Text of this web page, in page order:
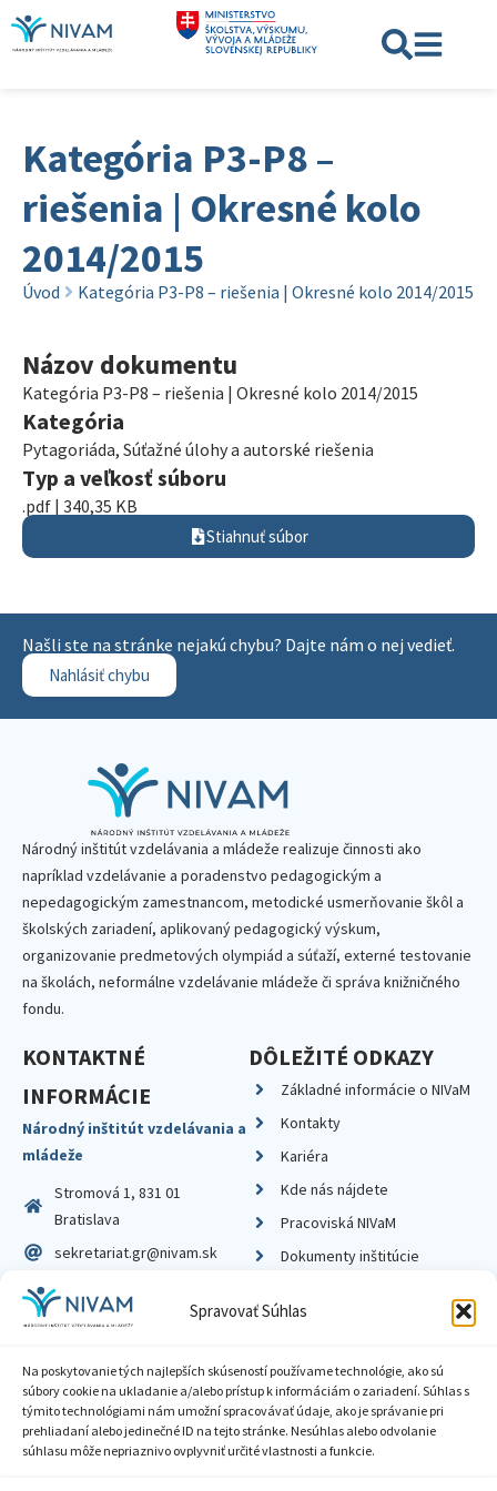
Spravovať Súhlas
Na poskytovanie tých najlepších skúseností používame technológie, ako sú
súbory cookie na ukladanie a/alebo prístup k informáciám o zariadení. Súhlas s
týmito technológiami nám umožní spracovávať údaje, ako je správanie pri
prehliadaní alebo jedinečné ID na tejto stránke. Nesúhlas alebo odvolanie
súhlasu môže nepriaznivo ovplyvniť určité vlastnosti a funkcie.
Kategória P3-P8 –
riešenia | Okresné kolo
2014/2015
Úvod Kategória P3-P8 – riešenia | Okresné kolo 2014/2015
Názov dokumentu
Kategória P3-P8 – riešenia | Okresné kolo 2014/2015
Kategória
Pytagoriáda, Súťažné úlohy a autorské riešenia
Typ a veľkosť súboru
.pdf | 340,35 KB
Stiahnuť súbor
Našli ste na stránke nejakú chybu? Dajte nám o nej vedieť.
Nahlásiť chybu
Národný inštitút vzdelávania a mládeže realizuje činnosti ako
napríklad vzdelávanie a poradenstvo pedagogickým a
nepedagogickým zamestnancom, metodické usmerňovanie škôl a
školských zariadení, aplikovaný pedagogický výskum,
organizovanie predmetových olympiád a súťaží, externé testovanie
na školách, neformálne vzdelávanie mládeže či správa knižničného
fondu.
KONTAKTNÉ
INFORMÁCIE
Národný inštitút vzdelávania a
mládeže
Stromová 1, 831 01
Bratislava
sekretariat.gr@nivam.sk
IČO: 00164348
DIČ: 2020798714
DÔLEŽITÉ ODKAZY
Základné informácie o NIVaM
Kontakty
Kariéra
Kde nás nájdete
Pracoviská NIVaM
Dokumenty inštitúcie
Zásady ochrany súkromia